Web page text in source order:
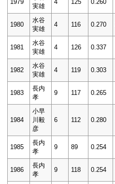
1979
実雄
4 125 0.260
1980
水谷
実雄
4 116 0.270
1981
水谷
実雄
4 126 0.337
1982
水谷
実雄
4 119 0.303
1983
長内
孝
9 117 0.265
1984
小早
川毅
彦
6 112 0.280
1985
長内
孝
9 89 0.254
1986
長内
孝
9 118 0.254